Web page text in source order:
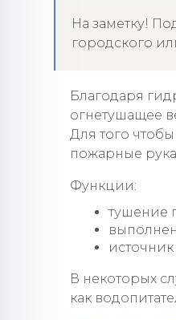
На заметку!
городского
Благодаря
огнетушащее
Для того
пожарные
Функции:
тушение
В некоторых
как